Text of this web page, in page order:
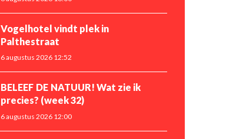
Vogelhotel vindt plek in
Palthestraat
6 augustus 2026 12:52
BELEEF DE NATUUR! Wat zie ik
precies? (week 32)
6 augustus 2026 12:00